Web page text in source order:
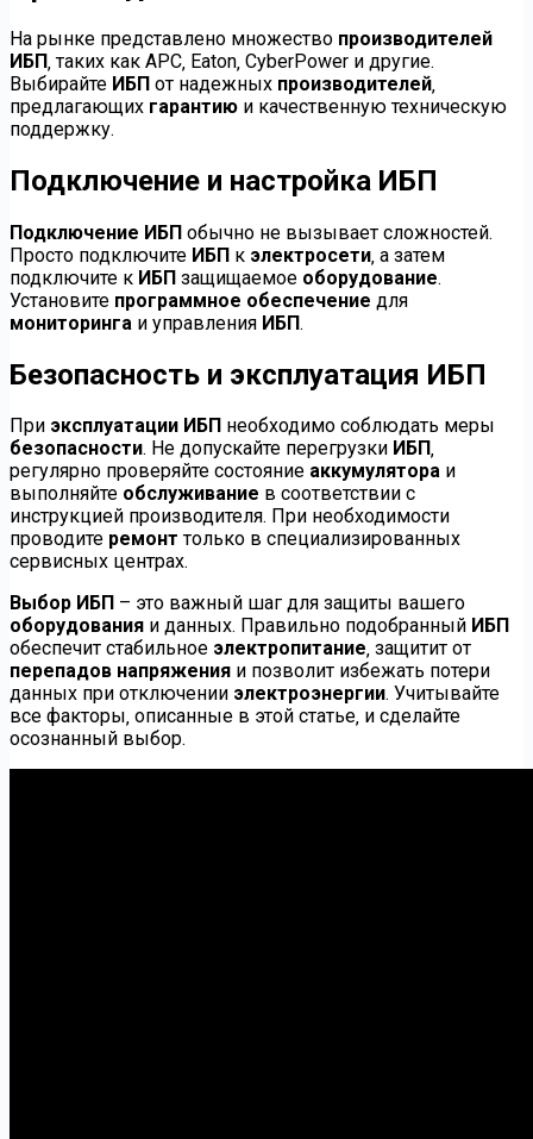
На рынке представлено множество производителей
ИБП‚ таких как APC‚ Eaton‚ CyberPower и другие.
Выбирайте ИБП от надежных производителей‚
предлагающих гарантию и качественную техническую
поддержку.
Подключение и настройка ИБП
Подключение ИБП обычно не вызывает сложностей.
Просто подключите ИБП к электросети ‚ а затем
подключите к ИБП защищаемое оборудование.
Установите программное обеспечение для
мониторинга и управления ИБП.
Безопасность и эксплуатация ИБП
При эксплуатации ИБП необходимо соблюдать меры
безопасности. Не допускайте перегрузки ИБП‚
регулярно проверяйте состояние аккумулятора и
выполняйте обслуживание в соответствии с
инструкцией производителя. При необходимости
проводите ремонт только в специализированных
сервисных центрах.
Выбор ИБП – это важный шаг для защиты вашего
оборудования и данных. Правильно подобранный ИБП
обеспечит стабильное электропитание‚ защитит от
перепадов напряжения и позволит избежать потери
данных при отключении электроэнергии. Учитывайте
все факторы‚ описанные в этой статье‚ и сделайте
осознанный выбор.